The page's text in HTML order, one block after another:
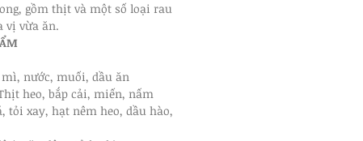
gồm thịt và một số loại rau
vị vừa ăn.
mì, nước, muối, dầu ăn
heo, bắp cải, miến, nấm
tỏi xay, hạt nêm heo, dầu hào,